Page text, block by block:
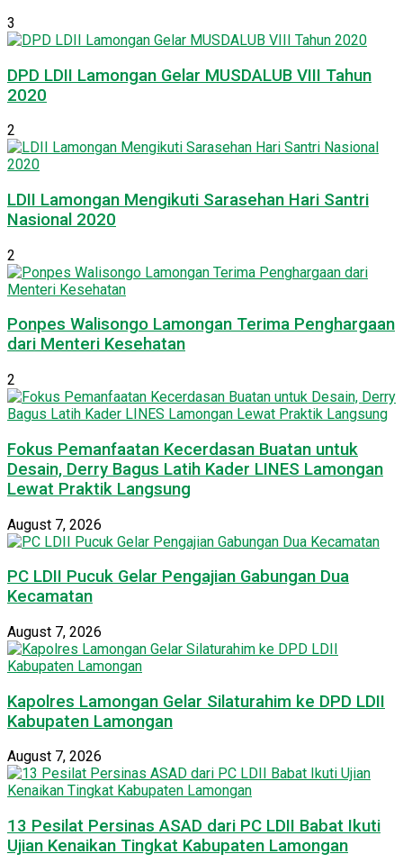
3
DPD LDII Lamongan Gelar MUSDALUB VIII Tahun
2020
2
LDII Lamongan Mengikuti Sarasehan Hari Santri
Nasional 2020
2
Ponpes Walisongo Lamongan Terima Penghargaan
dari Menteri Kesehatan
2
Fokus Pemanfaatan Kecerdasan Buatan untuk
Desain, Derry Bagus Latih Kader LINES Lamongan
Lewat Praktik Langsung
August 7, 2026
PC LDII Pucuk Gelar Pengajian Gabungan Dua
Kecamatan
August 7, 2026
Kapolres Lamongan Gelar Silaturahim ke DPD LDII
Kabupaten Lamongan
August 7, 2026
13 Pesilat Persinas ASAD dari PC LDII Babat Ikuti
Ujian Kenaikan Tingkat Kabupaten Lamongan